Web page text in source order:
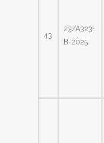
43
23/A323-
B-2025